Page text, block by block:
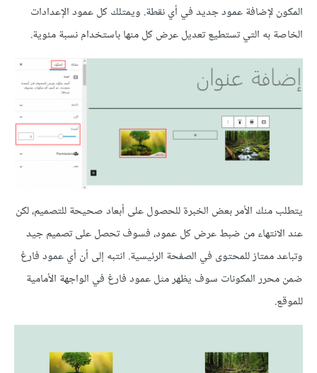
المكون لإضافة عمود جديد في أي نقطة. ويمتلك كل عمود الإعدادات
الخاصة به التي تستطيع تعديل عرض كل منها باستخدام نسبة مئوية.
يتطلب منك الأمر بعض الخبرة للحصول على أبعاد صحيحة للتصميم، لكن
عند الانتهاء من ضبط عرض كل عمود، فسوف تحصل على تصميم جيد
وتباعد ممتاز للمحتوى في الصفحة الرئيسية. انتبه إلى أن أي عمود فارغ
ضمن محرر المكونات سوف يظهر مثل عمود فارغ في الواجهة الأمامية
للموقع.